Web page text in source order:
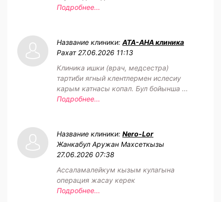
Подробнее...
Название клиники: АТА-АНА клиника
Рахат 27.06.2026 11:13
Клиника ишки (врач, медсестра)
тартиби ягный клентлермен ислесиу
карым катнасы копал. Бул бойынша ...
Подробнее...
Название клиники: Nero-Lor
Жанкабул Аружан Махсеткызы
27.06.2026 07:38
Ассаламалейкум кызым кулагына
операция жасау керек
Подробнее...